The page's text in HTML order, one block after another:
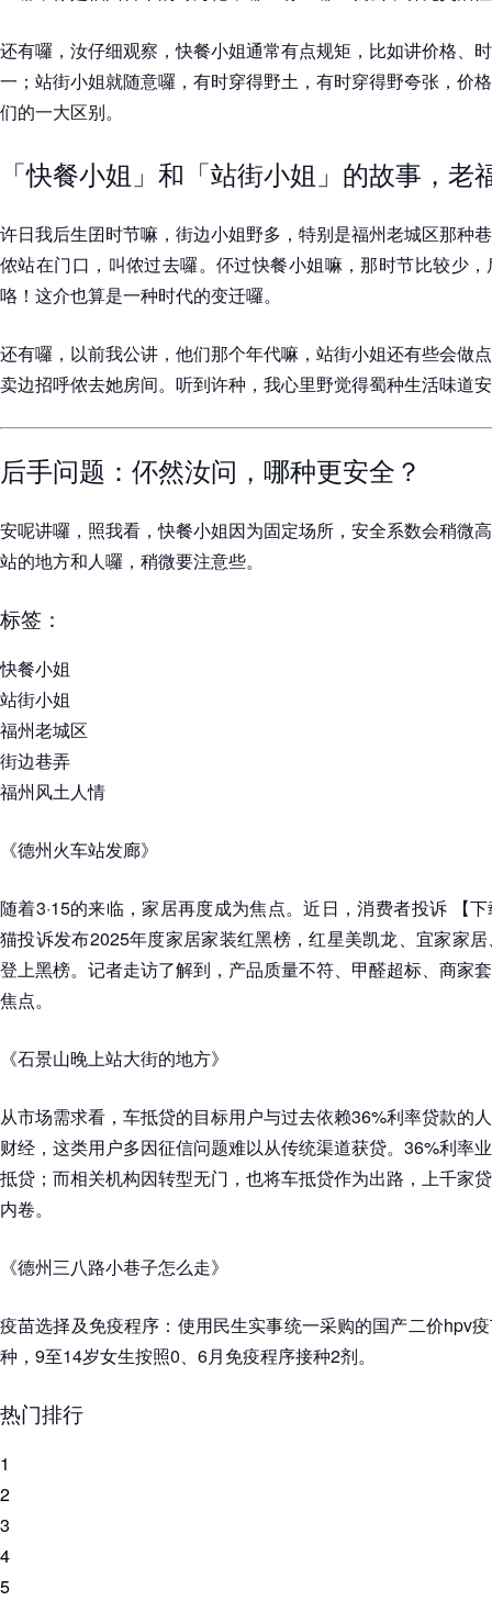
还有囉，汝仔细观察，快餐小姐通常有点规矩，比如讲价格、
一；站街小姐就随意囉，有时穿得野土，有时穿得野夸张，价
们的一大区别。
「快餐小姐」和「站街小姐」的故事，老
许日我后生囝时节嘛，街边小姐野多，特别是福州老城区那种
侬站在门口，叫侬过去囉。伓过快餐小姐嘛，那时节比较少
咯！这介也算是一种时代的变迁囉。
还有囉，以前我公讲，他们那个年代嘛，站街小姐还有些会做
卖边招呼侬去她房间。听到许种，我心里野觉得蜀种生活味道
后手问题：伓然汝问，哪种更安全？
安呢讲囉，照我看，快餐小姐因为固定场所，安全系数会稍微
站的地方和人囉，稍微要注意些。
标签：
快餐小姐
站街小姐
福州老城区
街边巷弄
福州风土人情
《德州火车站发廊》
随着3·15的来临，家居再度成为焦点。近日，消费者投诉 【
猫投诉发布2025年度家居家装红黑榜，红星美凯龙、宜家家
登上黑榜。记者走访了解到，产品质量不符、甲醛超标、商家
焦点。
《石景山晚上站大街的地方》
从市场需求看，车抵贷的目标用户与过去依赖36%利率贷款的
财经，这类用户多因征信问题难以从传统渠道获贷。36%利率
抵贷；而相关机构因转型无门，也将车抵贷作为出路，上千家
内卷。
《德州三八路小巷子怎么走》
疫苗选择及免疫程序：使用民生实事统一采购的国产二价hpv
种，9至14岁女生按照0、6月免疫程序接种2剂。
热门排行
1
2
3
4
5